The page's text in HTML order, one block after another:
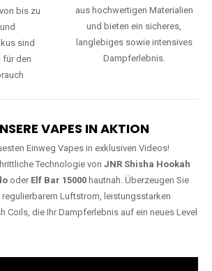
bis zu
sind
für den
aus hochwertigen Materialien
und bieten ein sicheres,
langlebiges sowie intensives
Dampferlebnis.
VAPES IN AKTION
Einweg Vapes in exklusiven Videos!
Technologie von JNR Shisha Hookah
oder Elf Bar 15000 hautnah. Überzeugen Sie
regulierbarem Luftstrom, leistungsstarken
Coils, die Ihr Dampferlebnis auf ein neues Level